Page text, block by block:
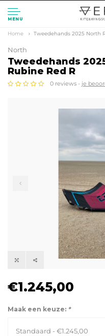
MENU
Home Tweedehands 2025 North
North
Tweedehands
Rubine Red R
0 reviews - je
€1.245,00
Maak een keuze: *
Standaard - €1.245,00